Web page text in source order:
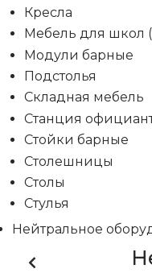
Кресла
Мебель для школ
Модули барные
Подстолья
Складная мебель
Станция
Стойки барные
Столешницы
Столы
Стулья
Нейтральное